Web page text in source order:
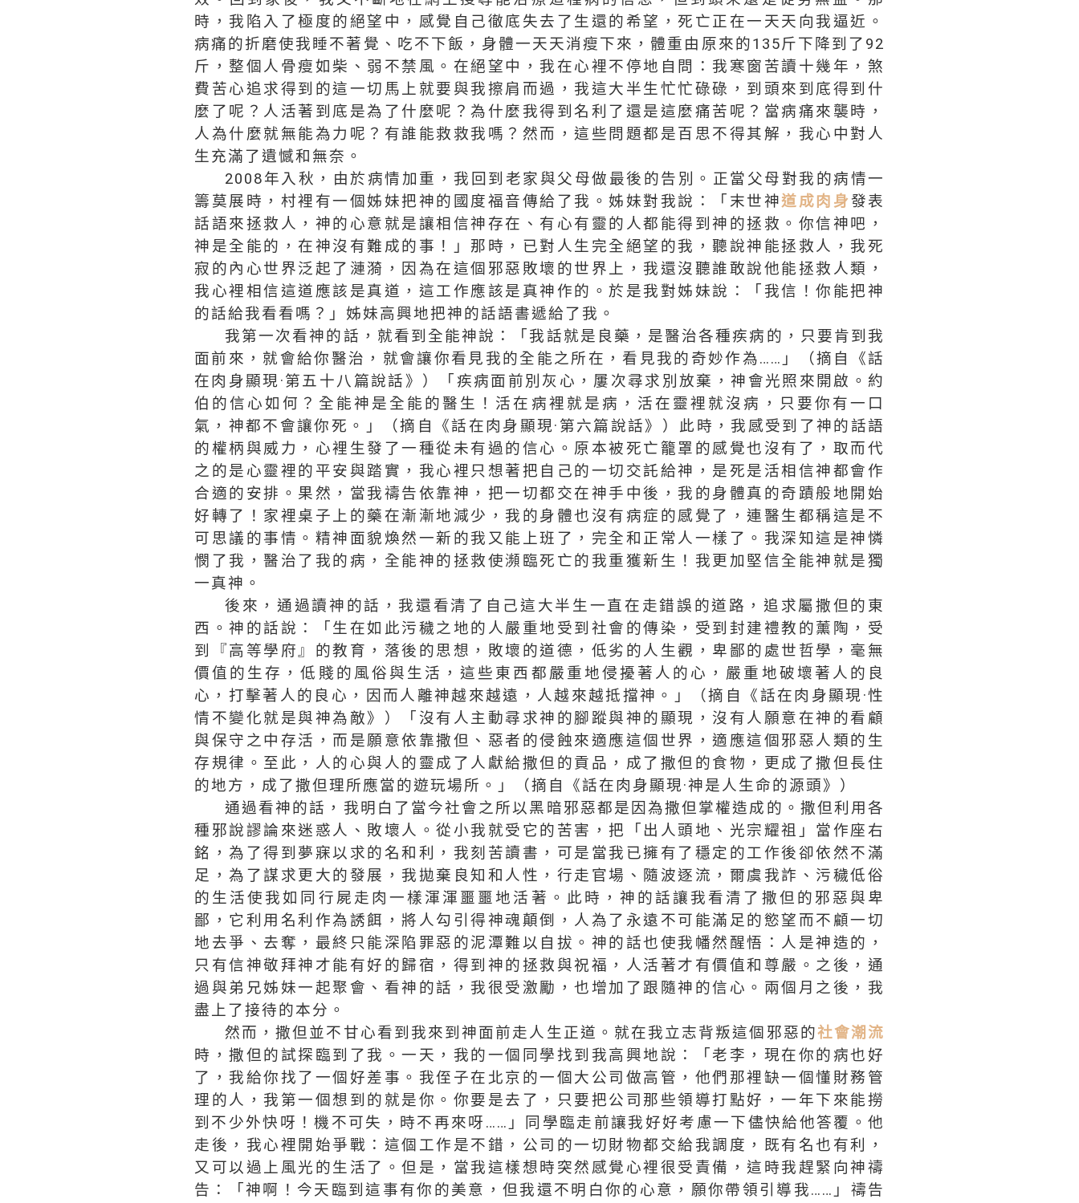
時，我陷入了極度的絕望中，感覺自己徹底失去了生還的希望，死亡正在一天天向我逼近。
病痛的折磨使我睡不著覺、吃不下飯，身體一天天消瘦下來，體重由原來的135斤下降到了92
斤，整個人骨瘦如柴、弱不禁風。在絕望中，我在心裡不停地自問：我寒窗苦讀十幾年，煞
費苦心追求得到的這一切馬上就要與我擦肩而過，我這大半生忙忙碌碌，到頭來到底得到什
麼了呢？人活著到底是為了什麼呢？為什麼我得到名利了還是這麼痛苦呢？當病痛來襲時，
人為什麼就無能為力呢？有誰能救救我嗎？然而，這些問題都是百思不得其解，我心中對人
生充滿了遺憾和無奈。
2008年入秋，由於病情加重，我回到老家與父母做最後的告別。正當父母對我的病情一
籌莫展時，村裡有一個姊妹把神的國度福音傳給了我。姊妹對我說：「末世神道成肉身發表
話語來拯救人，神的心意就是讓相信神存在、有心有靈的人都能得到神的拯救。你信神吧，
神是全能的，在神沒有難成的事！」那時，已對人生完全絕望的我，聽說神能拯救人，我死
寂的內心世界泛起了漣漪，因為在這個邪惡敗壞的世界上，我還沒聽誰敢說他能拯救人類，
我心裡相信這道應該是真道，這工作應該是真神作的。於是我對姊妹說：「我信！你能把神
的話給我看看嗎？」姊妹高興地把神的話語書遞給了我。
我第一次看神的話，就看到全能神說：「我話就是良藥，是醫治各種疾病的，只要肯到我
面前來，就會給你醫治，就會讓你看見我的全能之所在，看見我的奇妙作為……」（摘自《話
在肉身顯現·第五十八篇說話》）「疾病面前別灰心，屢次尋求別放棄，神會光照來開啟。約
伯的信心如何？全能神是全能的醫生！活在病裡就是病，活在靈裡就沒病，只要你有一口
氣，神都不會讓你死。」（摘自《話在肉身顯現·第六篇說話》）此時，我感受到了神的話語
的權柄與威力，心裡生發了一種從未有過的信心。原本被死亡籠罩的感覺也沒有了，取而代
之的是心靈裡的平安與踏實，我心裡只想著把自己的一切交託給神，是死是活相信神都會作
合適的安排。果然，當我禱告依靠神，把一切都交在神手中後，我的身體真的奇蹟般地開始
好轉了！家裡桌子上的藥在漸漸地減少，我的身體也沒有病症的感覺了，連醫生都稱這是不
可思議的事情。精神面貌煥然一新的我又能上班了，完全和正常人一樣了。我深知這是神憐
憫了我，醫治了我的病，全能神的拯救使瀕臨死亡的我重獲新生！我更加堅信全能神就是獨
一真神。
後來，通過讀神的話，我還看清了自己這大半生一直在走錯誤的道路，追求屬撒但的東
西。神的話說：「生在如此污穢之地的人嚴重地受到社會的傳染，受到封建禮教的薰陶，受
到『高等學府』的教育，落後的思想，敗壞的道德，低劣的人生觀，卑鄙的處世哲學，毫無
價值的生存，低賤的風俗與生活，這些東西都嚴重地侵擾著人的心，嚴重地破壞著人的良
心，打擊著人的良心，因而人離神越來越遠，人越來越抵擋神。」（摘自《話在肉身顯現·性
情不變化就是與神為敵》）「沒有人主動尋求神的腳蹤與神的顯現，沒有人願意在神的看顧
與保守之中存活，而是願意依靠撒但、惡者的侵蝕來適應這個世界，適應這個邪惡人類的生
存規律。至此，人的心與人的靈成了人獻給撒但的貢品，成了撒但的食物，更成了撒但長住
的地方，成了撒但理所應當的遊玩場所。」（摘自《話在肉身顯現·神是人生命的源頭》）
通過看神的話，我明白了當今社會之所以黑暗邪惡都是因為撒但掌權造成的。撒但利用各
種邪說謬論來迷惑人、敗壞人。從小我就受它的苦害，把「出人頭地、光宗耀祖」當作座右
銘，為了得到夢寐以求的名和利，我刻苦讀書，可是當我已擁有了穩定的工作後卻依然不滿
足，為了謀求更大的發展，我拋棄良知和人性，行走官場、隨波逐流，爾虞我詐、污穢低俗
的生活使我如同行屍走肉一樣渾渾噩噩地活著。此時，神的話讓我看清了撒但的邪惡與卑
鄙，它利用名利作為誘餌，將人勾引得神魂顛倒，人為了永遠不可能滿足的慾望而不顧一切
地去爭、去奪，最終只能深陷罪惡的泥潭難以自拔。神的話也使我幡然醒悟：人是神造的，
只有信神敬拜神才能有好的歸宿，得到神的拯救與祝福，人活著才有價值和尊嚴。之後，通
過與弟兄姊妹一起聚會、看神的話，我很受激勵，也增加了跟隨神的信心。兩個月之後，我
盡上了接待的本分。
然而，撒但並不甘心看到我來到神面前走人生正道。就在我立志背叛這個邪惡的社會潮流
時，撒但的試探臨到了我。一天，我的一個同學找到我高興地說：「老李，現在你的病也好
了，我給你找了一個好差事。我侄子在北京的一個大公司做高管，他們那裡缺一個懂財務管
理的人，我第一個想到的就是你。你要是去了，只要把公司那些領導打點好，一年下來能撈
到不少外快呀！機不可失，時不再來呀……」同學臨走前讓我好好考慮一下儘快給他答覆。他
走後，我心裡開始爭戰：這個工作是不錯，公司的一切財物都交給我調度，既有名也有利，
又可以過上風光的生活了。但是，當我這樣想時突然感覺心裡很受責備，這時我趕緊向神禱
告：「神啊！今天臨到這事有你的美意，但我還不明白你的心意，願你帶領引導我……」禱告